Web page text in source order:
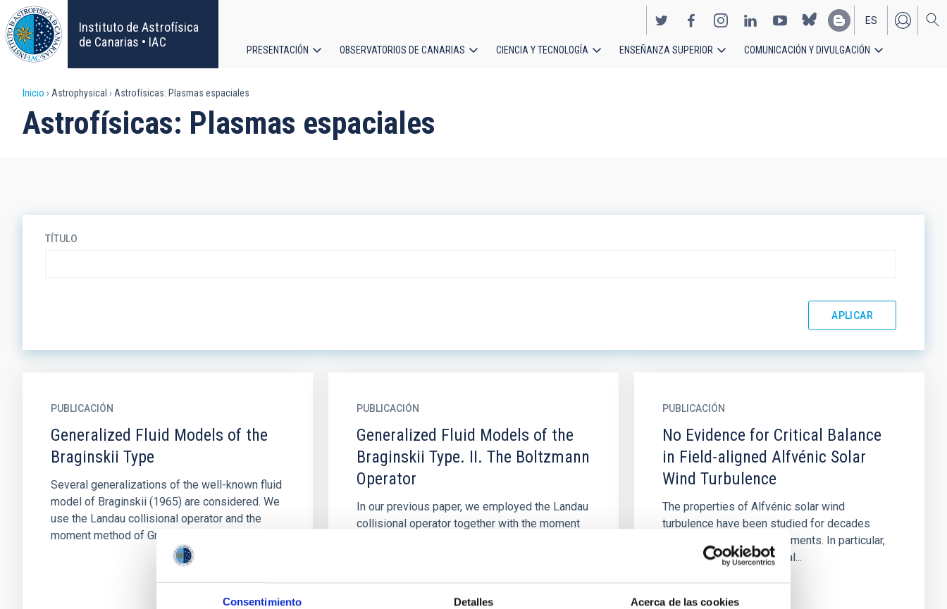
Consentimiento Detalles Acerca de las cookies
Pasar
al
contenido
principal
Instituto de Astrofísica
de Canarias • IAC
EN
ES
PRESENTACIÓN OBSERVATORIOS DE CANARIAS CIENCIA Y TECNOLOGÍA ENSEÑANZA SUPERIOR COMUNICACIÓN Y DIVULGACIÓN
Sobrescribir
enlaces
Inicio Astrophysical Astrofísicas: Plasmas espaciales
Astrofísicas: Plasmas espaciales
TÍTULO
PUBLICACIÓN
Generalized Fluid Models of the
Braginskii Type
Several generalizations of the well-known fluid
model of Braginskii (1965) are considered. We
use the Landau collisional operator and the
moment method of Grad...
PUBLICACIÓN
Generalized Fluid Models of the
Braginskii Type. II. The Boltzmann
Operator
In our previous paper, we employed the Landau
collisional operator together with the moment
PUBLICACIÓN
No Evidence for Critical Balance
in Field-aligned Alfvénic Solar
Wind Turbulence
The properties of Alfvénic solar wind
turbulence have been studied for decades
using spacecraft measurements. In particular,
the observation of spectral...